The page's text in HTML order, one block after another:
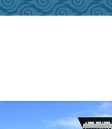
Skip to main content